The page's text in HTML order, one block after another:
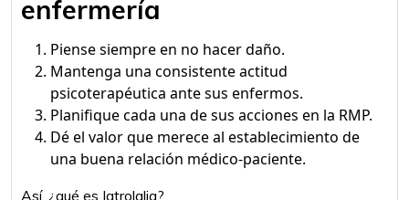
enfermería
Piense siempre en no hacer daño.
Mantenga una consistente actitud
psicoterapéutica ante sus enfermos.
Planifique cada una de sus acciones en la RMP.
Dé el valor que merece al establecimiento de
una buena relación médico-paciente.
Así, ¿qué es Iatrolalia?